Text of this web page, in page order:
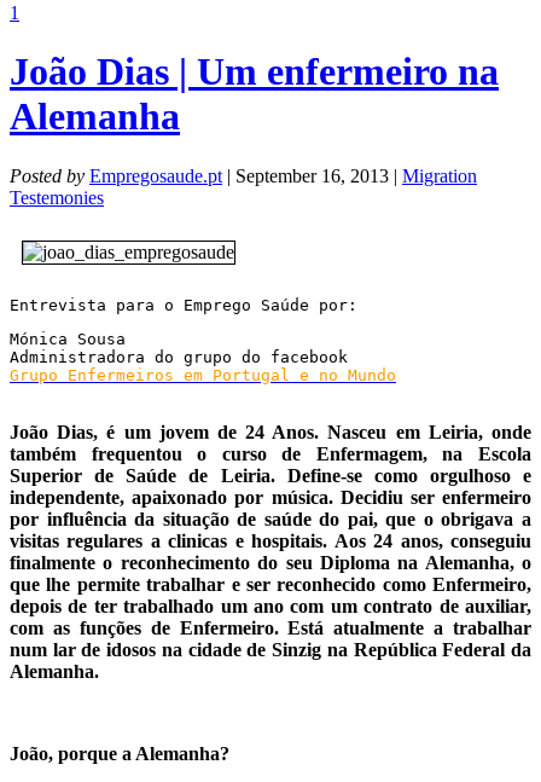
1
João Dias | Um enfermeiro na
Alemanha
Posted by Empregosaude.pt | September 16, 2013 | Migration
Testemonies
Entrevista para o Emprego Saúde por:
Mónica Sousa
Grupo Enfermeiros em Portugal e no Mundo
João Dias, é um jovem de 24 Anos. Nasceu em Leiria, onde
também frequentou o curso de Enfermagem, na Escola
Superior de Saúde de Leiria. Define-se como orgulhoso e
independente, apaixonado por música. Decidiu ser enfermeiro
por influência da situação de saúde do pai, que o obrigava a
visitas regulares a clinicas e hospitais. Aos 24 anos, conseguiu
finalmente o reconhecimento do seu Diploma na Alemanha, o
que lhe permite trabalhar e ser reconhecido como Enfermeiro,
depois de ter trabalhado um ano com um contrato de auxiliar,
com as funções de Enfermeiro. Está atualmente a trabalhar
num lar de idosos na cidade de Sinzig na República Federal da
Alemanha.
João, porque a Alemanha?